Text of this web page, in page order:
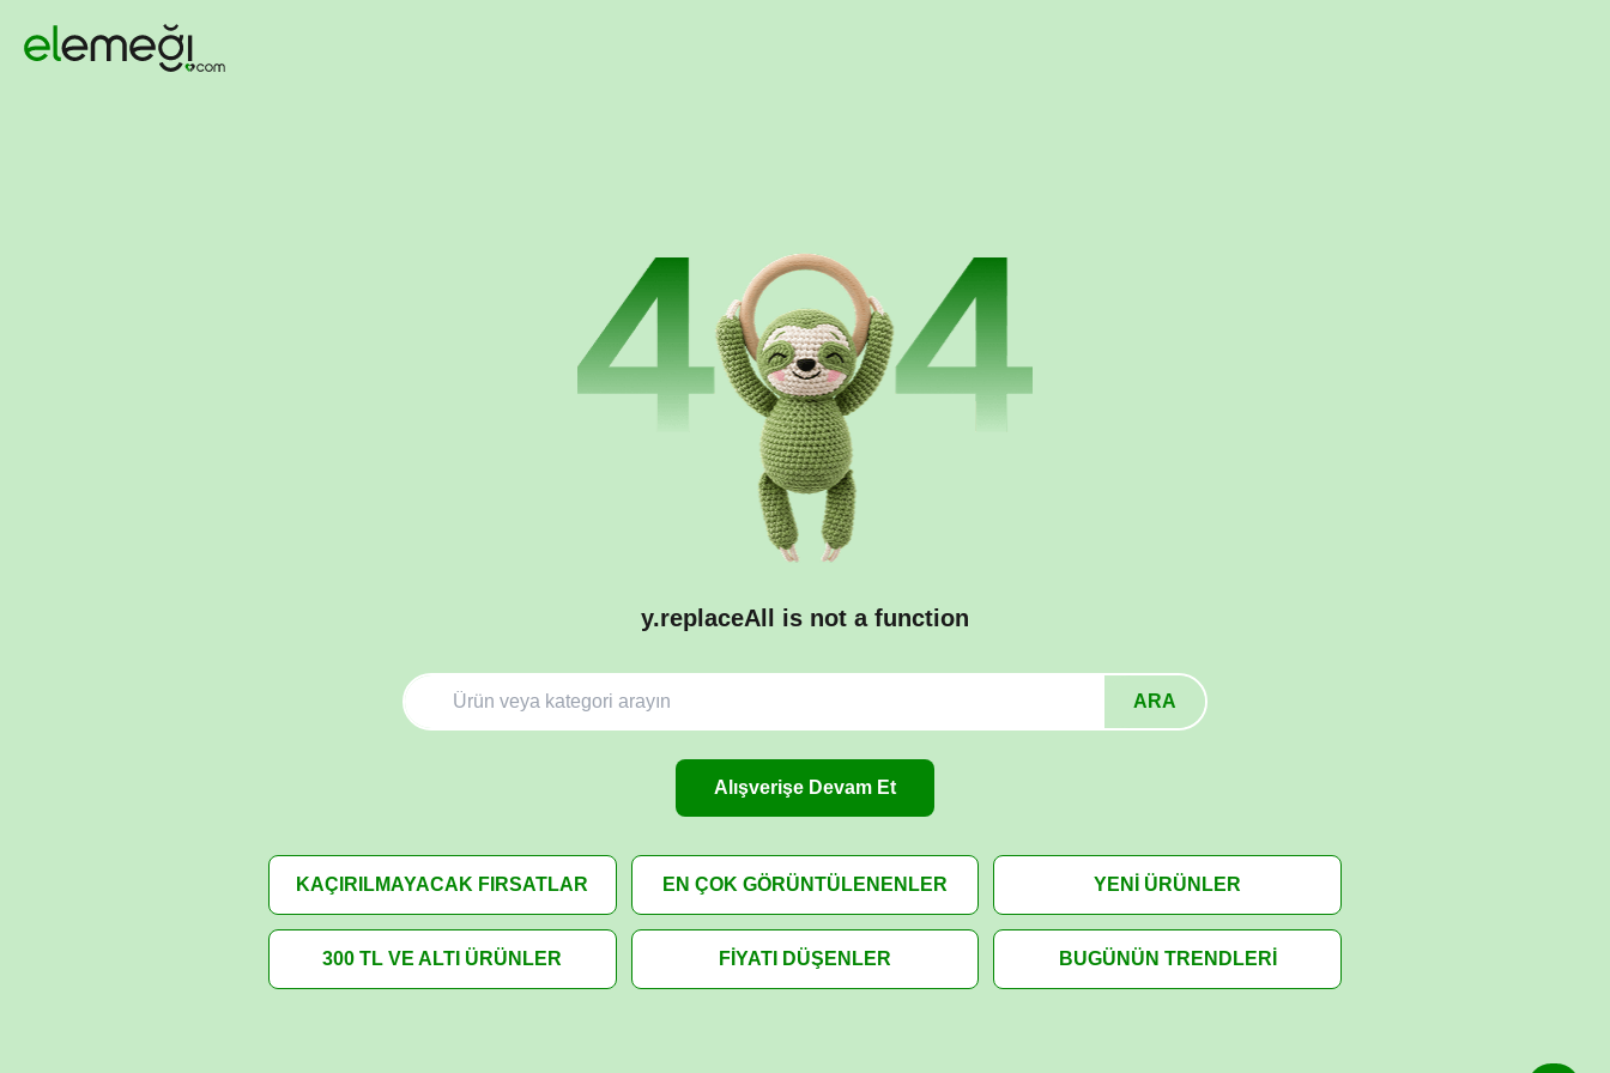
y.replaceAll is not a function
ARA
Alışverişe Devam Et
KAÇIRILMAYACAK FIRSATLAR EN ÇOK GÖRÜNTÜLENENLER YENİ ÜRÜNLER
300 TL VE ALTI ÜRÜNLER FİYATI DÜŞENLER BUGÜNÜN TRENDLERİ